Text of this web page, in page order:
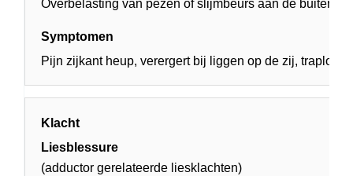
Overbelasting van pezen of slijmbeurs aan de
Pijn zijkant heup, verergert bij liggen op de zij, traplopen
Liesblessure
(adductor gerelateerde liesklachten)